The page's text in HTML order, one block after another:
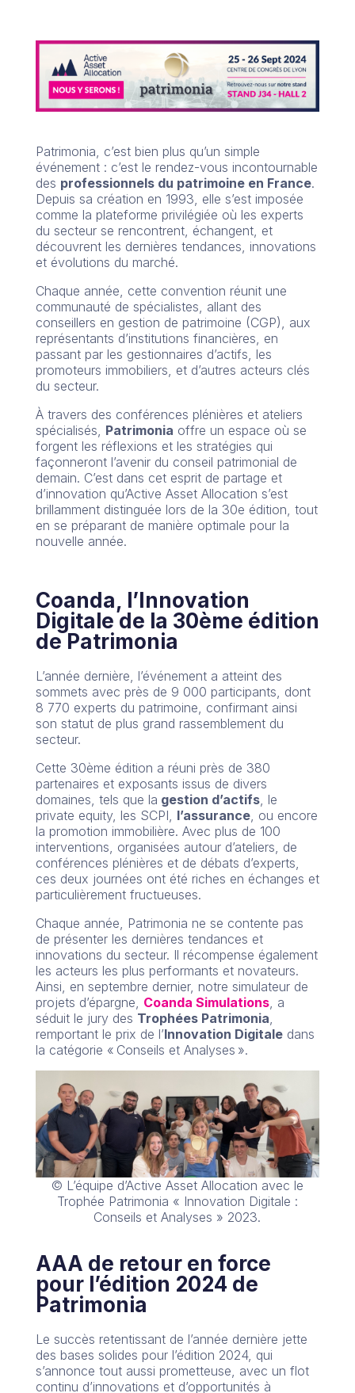
Patrimonia, c’est bien plus qu’un simple
événement : c’est le rendez-vous incontournable
des professionnels du patrimoine en France.
Depuis sa création en 1993, elle s’est imposée
comme la plateforme privilégiée où les experts
du secteur se rencontrent, échangent, et
découvrent les dernières tendances, innovations
et évolutions du marché.
Chaque année, cette convention réunit une
communauté de spécialistes, allant des
conseillers en gestion de patrimoine (CGP), aux
représentants d’institutions financières, en
passant par les gestionnaires d’actifs, les
promoteurs immobiliers, et d’autres acteurs clés
du secteur.
À travers des conférences plénières et ateliers
spécialisés, Patrimonia offre un espace où se
forgent les réflexions et les stratégies qui
façonneront l’avenir du conseil patrimonial de
demain. C’est dans cet esprit de partage et
d’innovation qu’Active Asset Allocation s’est
brillamment distinguée lors de la 30e édition, tout
en se préparant de manière optimale pour la
nouvelle année.
Coanda, l’Innovation
Digitale de la 30ème édition
de Patrimonia
L’année dernière, l’événement a atteint des
sommets avec près de 9 000 participants, dont
8 770 experts du patrimoine, confirmant ainsi
son statut de plus grand rassemblement du
secteur.
Cette 30ème édition a réuni près de 380
partenaires et exposants issus de divers
domaines, tels que la gestion d’actifs, le
private equity, les SCPI, l’assurance, ou encore
la promotion immobilière. Avec plus de 100
interventions, organisées autour d’ateliers, de
conférences plénières et de débats d’experts,
ces deux journées ont été riches en échanges et
particulièrement fructueuses.
Chaque année, Patrimonia ne se contente pas
de présenter les dernières tendances et
innovations du secteur. Il récompense également
les acteurs les plus performants et novateurs.
Ainsi, en septembre dernier, notre simulateur de
projets d’épargne, Coanda Simulations, a
séduit le jury des Trophées Patrimonia
remportant le prix de l’Innovation Digitaledans
la catégorie « Conseils et Analyses ».
© L’équipe d’Active Asset Allocation avec le
Trophée Patrimonia « Innovation Digitale :
Conseils et Analyses » 2023.
AAA de retour en force
pour l’édition 2024 de
Patrimonia
Le succès retentissant de l’année dernière jette
des bases solides pour l’édition 2024, qui
s’annonce tout aussi prometteuse, avec un flot
continu d’innovations et d’opportunités à